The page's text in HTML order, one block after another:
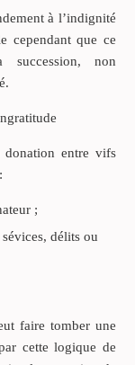
à l’indignité
cependant que ce
non
entre vifs
;
délits ou
faire tomber une
cette logique de